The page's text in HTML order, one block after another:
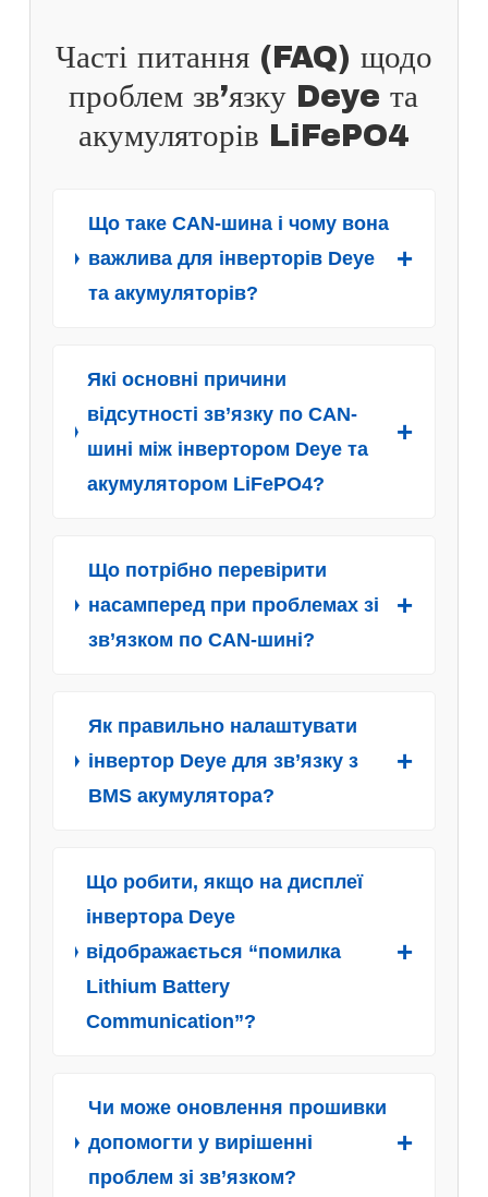
Часті питання (FAQ) щодо
проблем зв’язку Deye та
акумуляторів LiFePO4
Що таке CAN-шина і чому вона
важлива для інверторів Deye
та акумуляторів?
Які основні причини
відсутності зв’язку по CAN-
шині між інвертором Deye та
акумулятором LiFePO4?
Що потрібно перевірити
насамперед при проблемах зі
зв’язком по CAN-шині?
Як правильно налаштувати
інвертор Deye для зв’язку з
BMS акумулятора?
Що робити, якщо на дисплеї
інвертора Deye
відображається “помилка
Lithium Battery
Communication”?
Чи може оновлення прошивки
допомогти у вирішенні
проблем зі зв’язком?